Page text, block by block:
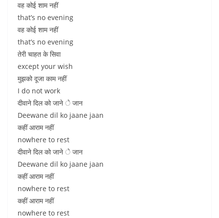
वह कोई शाम नहीं
that’s no evening
वह कोई शाम नहीं
that’s no evening
तेरी चाहत के सिवा
except your wish
मुझको दूजा काम नहीं
I do not work
दीवाने दिल को जाने े जान
Deewane dil ko jaane jaan
कहीं आराम नहीं
nowhere to rest
दीवाने दिल को जाने े जान
Deewane dil ko jaane jaan
कहीं आराम नहीं
nowhere to rest
कहीं आराम नहीं
nowhere to rest